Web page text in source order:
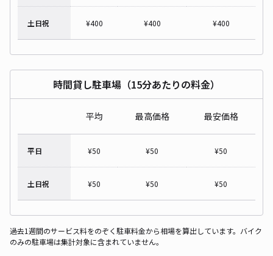
土日祝 ¥400 ¥400 ¥400
時間貸し駐車場（15分あたりの料金）
平均 最高価格 最安価格
平日 ¥50 ¥50 ¥50
土日祝 ¥50 ¥50 ¥50
過去1週間のサービス料をのぞく駐車料金から相場を算出しています。バイク
のみの駐車場は集計対象に含まれていません。